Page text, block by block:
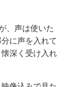
、声は使いた
に声を入れて
深く受け入れ